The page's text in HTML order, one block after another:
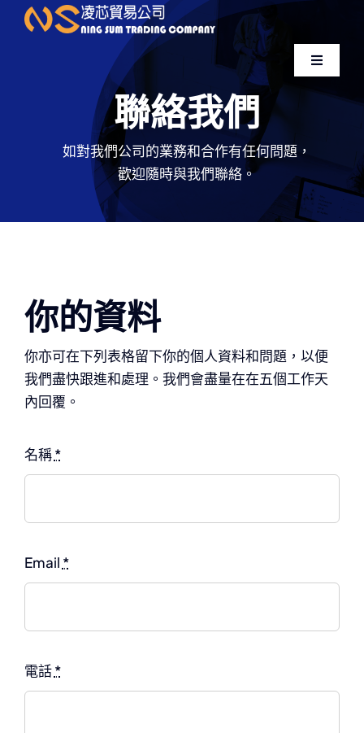
Toggle
關於我們
商品品牌
最新消息
English
聯絡我們
如對我們公司的業務和合作有任何問題，
歡迎隨時與我們聯絡。
你的資料
你亦可在下列表格留下你的個人資料和問題，以便
我們盡快跟進和處理。我們會盡量在在五個工作天
內回覆。
名稱*
Email *
電話*